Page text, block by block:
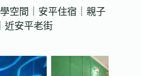
空間｜安平住宿｜親子
近安平老街